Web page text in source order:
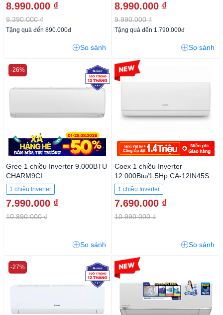
8.990.000 ₫
9.390.000 ₫
Tặng quà đến 890.000đ
So sánh
8.990.000 ₫
9.990.000 ₫
Tặng quà đến 1.790.000đ
So sánh
Gree 1 chiều Inverter 9.000BTU
CHARM9CI
1 chiều Inverter
7.990.000 ₫
10.890.000 ₫
-26%
So sánh
Coex 1 chiều Inverter
12.000Btu/1.5Hp CA-12IN45S
1 chiều Inverter
7.690.000 ₫
10.990.000 ₫
-30%
So sánh
-27% -14%